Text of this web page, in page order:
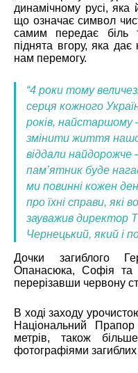
динамічному русі,
що означає символ
самим передає біль
піднята вгору, яка
нам перемогу.
“4 роки тому
серця кожного
років, найстаршому
змінити життя
віддали
пам’ятник буде
ми повинні кожен
про їхні справи, які
зауважив
Чернецький, який і
Дочки загиблого
Опанасюка, Софія та
перерізавши червону
В ході заходу
Національний
метрів, також
фотографіями загиблих